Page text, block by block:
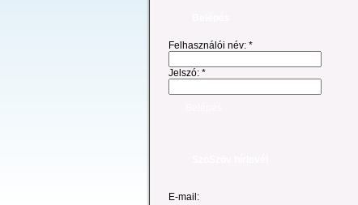
Felhasználói név: *
Jelszó: *
E-mail: